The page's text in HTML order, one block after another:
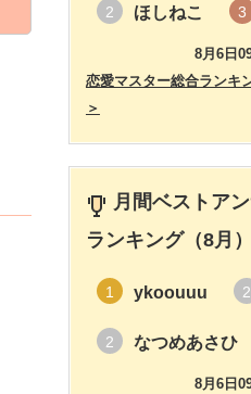
2 ほしねこ 3
8月6日
恋愛マスター総合ランキ
＞
月間ベストア
ランキング（8月）
1 ykoouuu 2
2 なつめあさひ
8月6日